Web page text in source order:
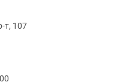
т, 107